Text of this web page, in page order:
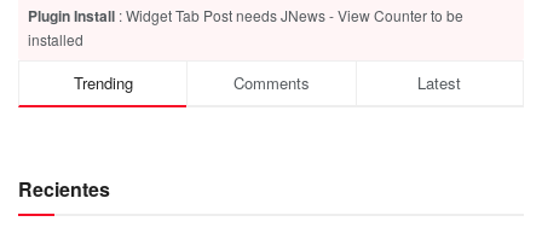
Plugin Install : Widget Tab Post needs JNews - View Counter to be
installed
Trending Comments Latest
Recientes